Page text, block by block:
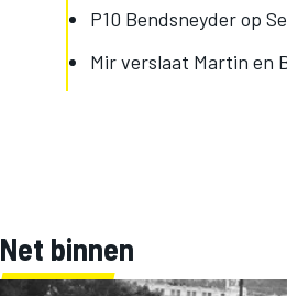
P10 Bendsneyder op
Mir verslaat Martin en
Net binnen